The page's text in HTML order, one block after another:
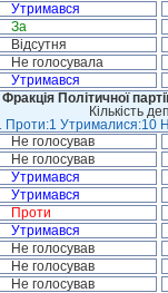
Утримався
За
Відсутня
Не голосувала
Утримався
Фракція Політичної
Кількість
Проти:1 Утрималися:10
Не голосував
Не голосував
Утримався
Утримався
Проти
Утримався
Не голосував
Не голосував
Не голосував